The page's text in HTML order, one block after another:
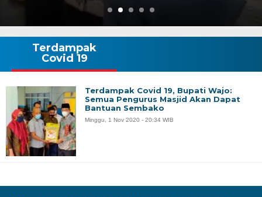
Terdampak
Covid 19
Terdampak Covid 19, Bupati Wajo:
Semua Pengurus Masjid Akan Dapat
Bantuan Sembako
Minggu, 1 Nov 2020 - 20:34 WIB